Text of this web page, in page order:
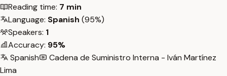
Reading time: 7 min
Language: Spanish (95%)
Speakers: 1
Accuracy: 95%
Spanish
Cadena de Suministro Interna - Iván Martínez
Lima